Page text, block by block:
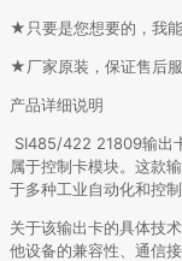
★只要是您想要的，我
★厂家原装，保证售后
产品详细说明
SI485/422 21809输出
属于控制卡模块。这款
于多种工业自动化和控
关于该输出卡的具体技
他设备的兼容性、通信